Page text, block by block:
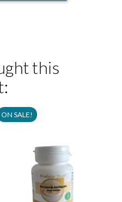
this
ON SALE!